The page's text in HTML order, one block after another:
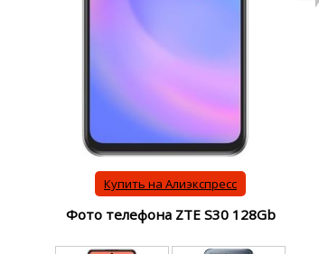
Купить на Алиэкспресс
Фото телефона ZTE S30 128Gb